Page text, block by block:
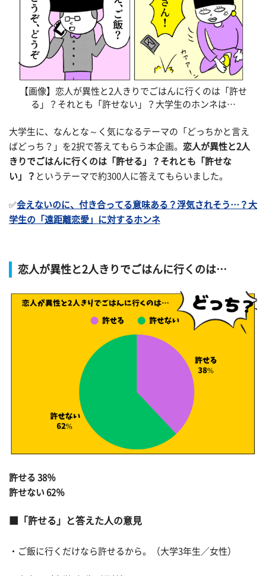
【画像】恋人が異性と2人きりでごはんに行くのは「許せ
る」？それとも「許せない」？大学生のホンネは…
大学生に、なんとな～く気になるテーマの「どっちかと言え
ばどっち？」を2択で答えてもらう本企画。 恋人が異性と2人
きりでごはんに行くのは「許せる」？それとも「許せな
い」？ というテーマで約300人に答えてもらいました。
✅会えないのに、付き合ってる意味ある？浮気されそう…？大
学生の「遠距離恋愛」に対するホンネ
恋人が異性と2人きりでごはんに行くのは…
許せる 38％
許せない 62％
「許せる」と答えた人の意見
・ご飯に行くだけなら許せるから。（大学3年生／女性）